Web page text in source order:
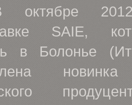
октябре
SAIE,
в Болонье